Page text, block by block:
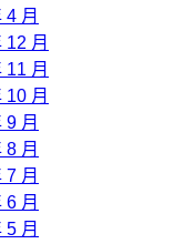
4 月
12 月
11 月
10 月
9 月
8 月
7 月
6 月
5 月